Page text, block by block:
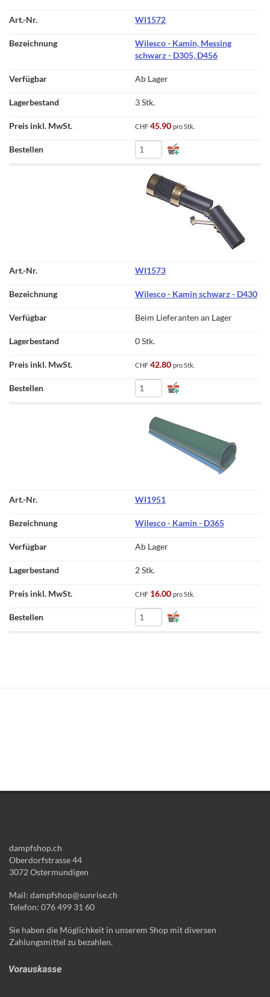
WI1572
Wilesco - Kamin, Messing
schwarz - D305, D456
Ab Lager
3 Stk.
CHF 45.90 pro Stk.
WI1573
Wilesco - Kamin schwarz - D430
Beim Lieferanten an Lager
0 Stk.
CHF 42.80 pro Stk.
WI1951
Wilesco - Kamin - D365
Ab Lager
2 Stk.
CHF 16.00 pro Stk.
dampfshop.ch
Oberdorfstrasse 44
3072 Ostermundigen
Mail: dampfshop@sunrise.ch
Telefon: 076 499 31 60
Sie haben die Möglichkeit in unserem Shop mit diversen
Zahlungsmittel zu bezahlen.